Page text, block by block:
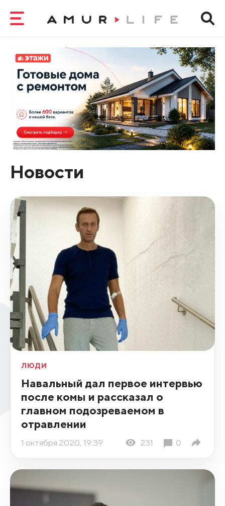
Новости
ЛЮДИ
Навальный дал первое интервью
после комы и рассказал о
главном подозреваемом в
отравлении
1 октября 2020, 19:39 231 0